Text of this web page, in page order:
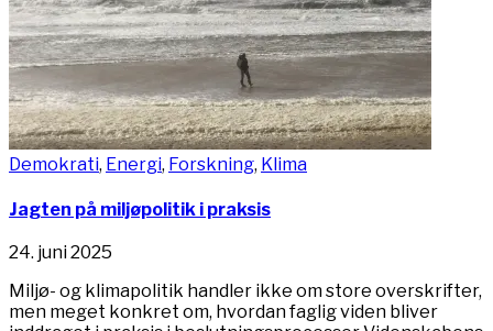
Demokrati, Energi, Forskning, Klima
Jagten på miljøpolitik i praksis
24. juni 2025
Miljø- og klimapolitik handler ikke om store overskrifter,
men meget konkret om, hvordan faglig viden bliver